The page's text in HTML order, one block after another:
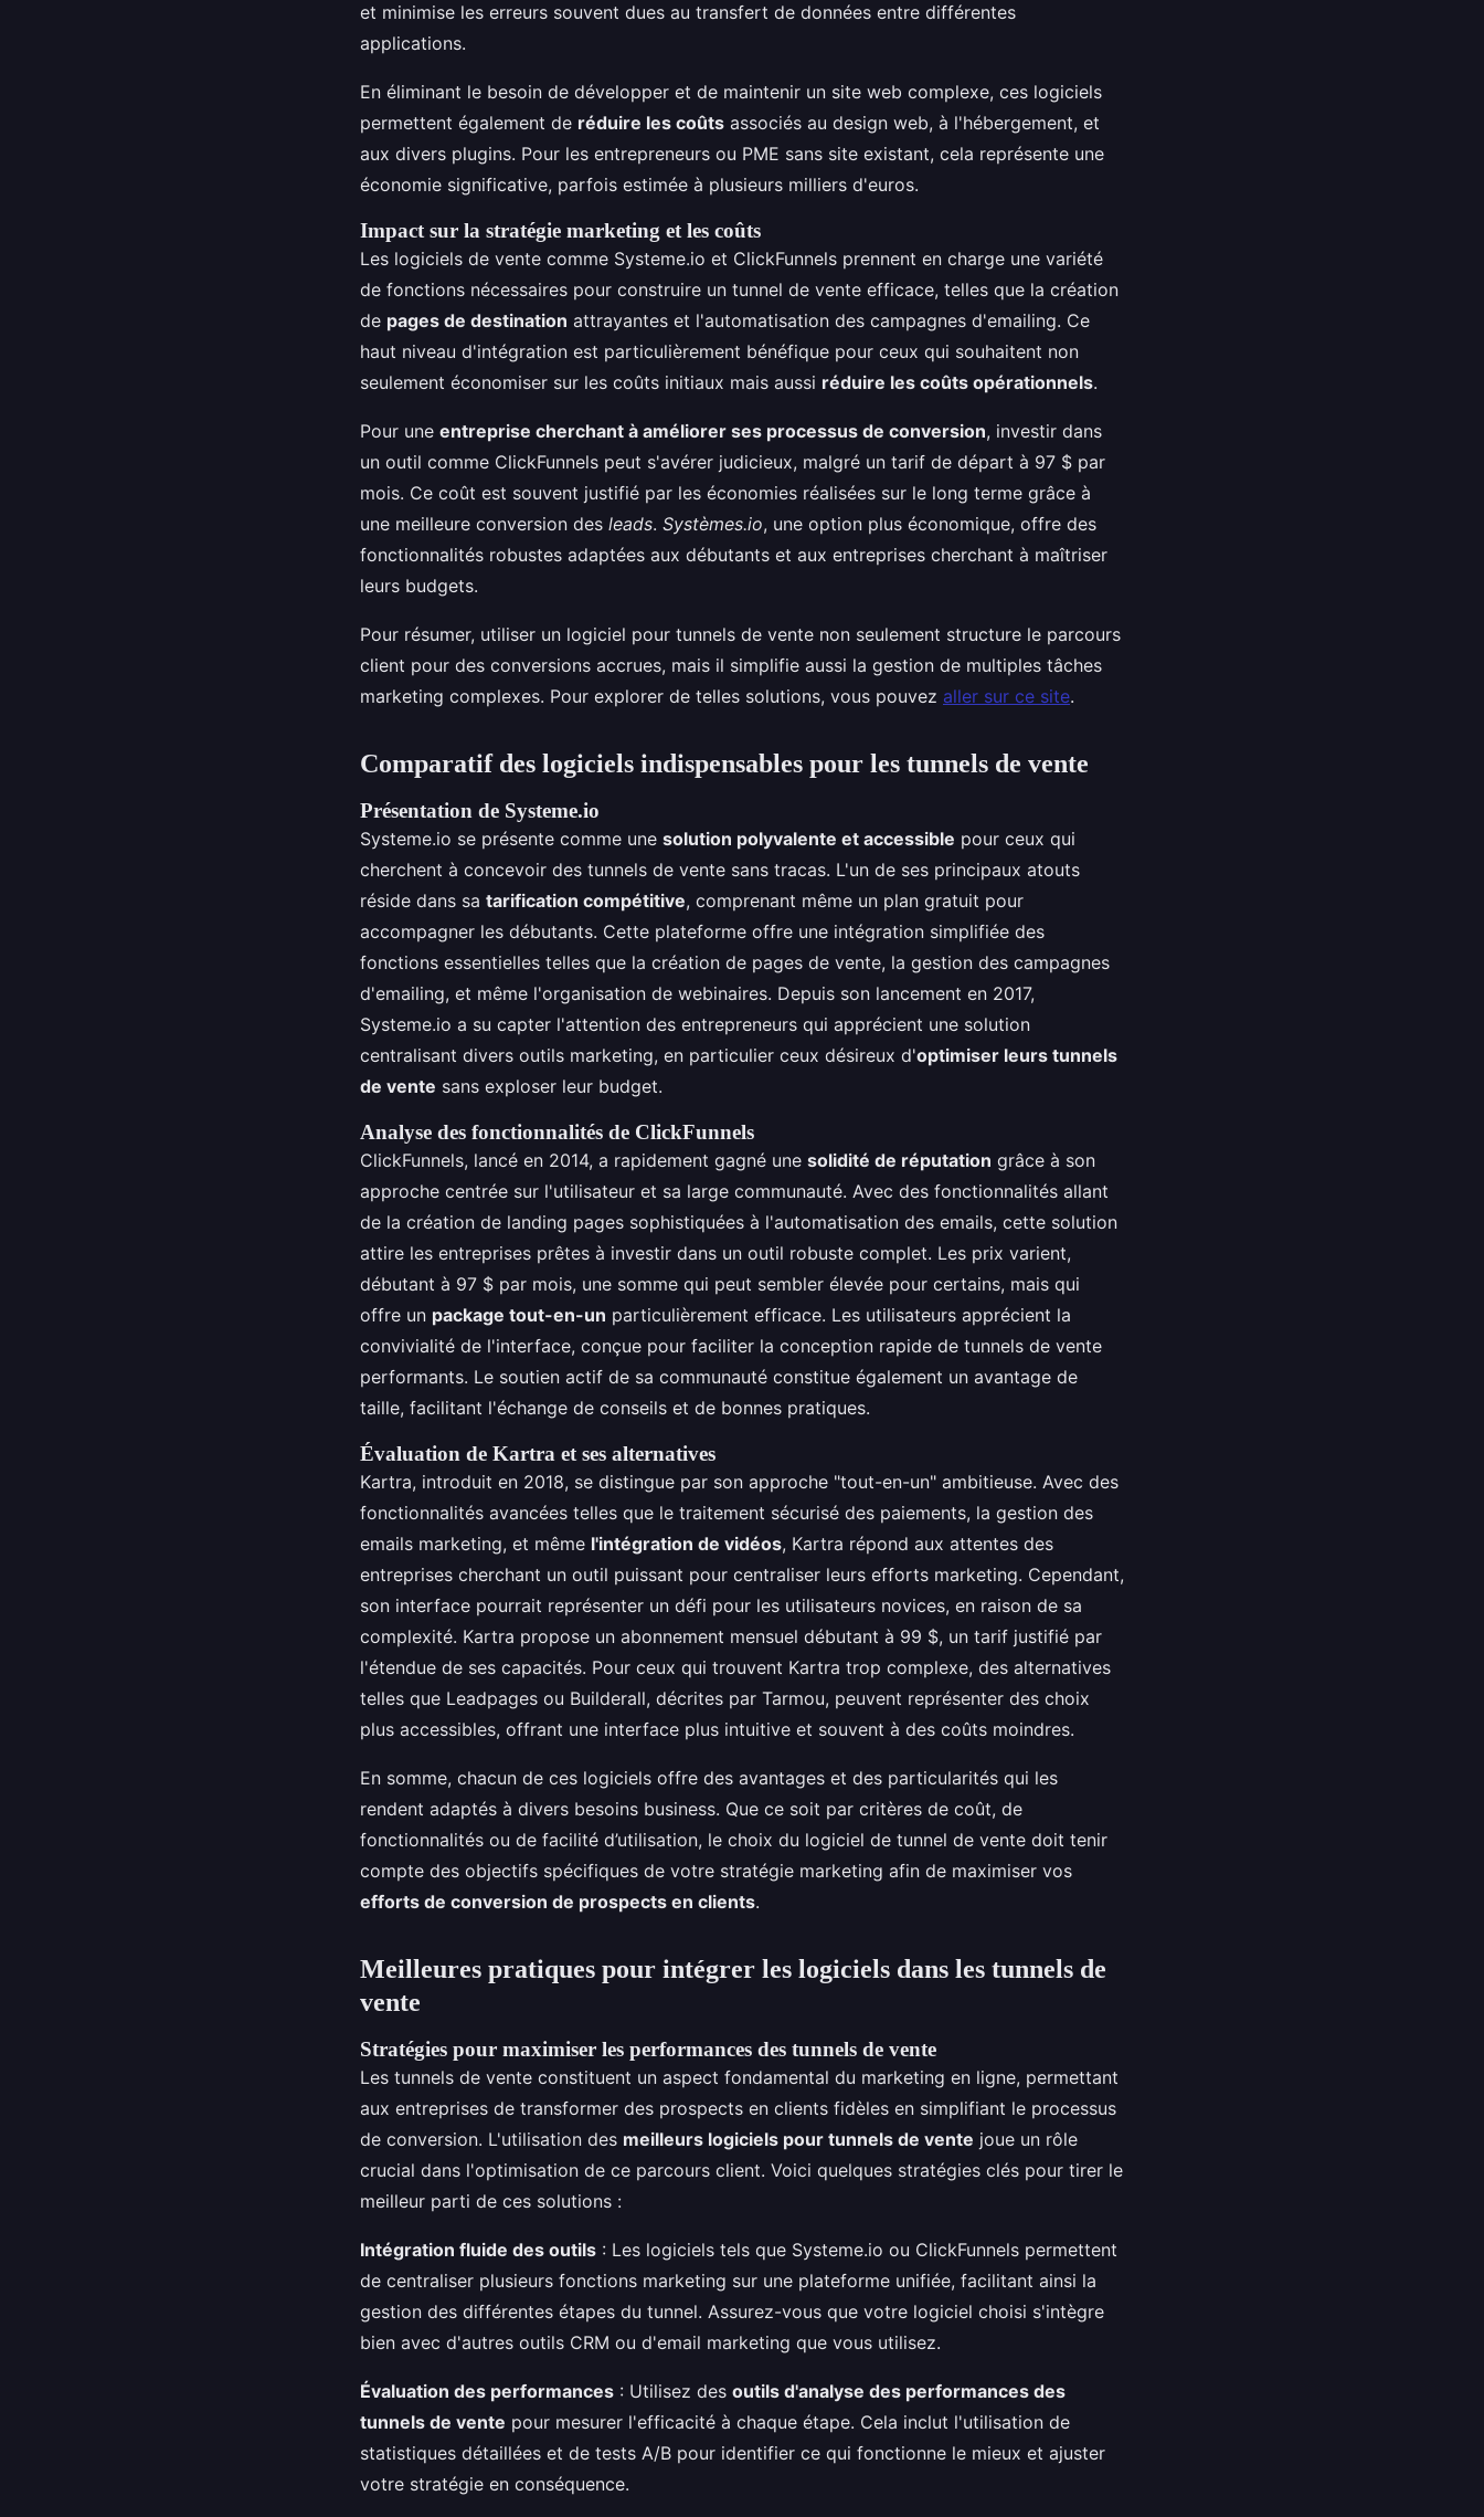
et minimise les erreurs souvent dues au transfert de données entre différentes
applications.
En éliminant le besoin de développer et de maintenir un site web complexe, ces logiciels
permettent également de réduire les coûts associés au design web, à l'hébergement, et
aux divers plugins. Pour les entrepreneurs ou PME sans site existant, cela représente une
économie significative, parfois estimée à plusieurs milliers d'euros.
Impact sur la stratégie marketing et les coûts
Les logiciels de vente comme Systeme.io et ClickFunnels prennent en charge une variété
de fonctions nécessaires pour construire un tunnel de vente efficace, telles que la création
de pages de destination attrayantes et l'automatisation des campagnes d'emailing. Ce
haut niveau d'intégration est particulièrement bénéfique pour ceux qui souhaitent non
seulement économiser sur les coûts initiaux mais aussi réduire les coûts opérationnels.
Pour une entreprise cherchant à améliorer ses processus de conversion, investir dans
un outil comme ClickFunnels peut s'avérer judicieux, malgré un tarif de départ à 97 $ par
mois. Ce coût est souvent justifié par les économies réalisées sur le long terme grâce à
une meilleure conversion des leads. Systèmes.io, une option plus économique, offre des
fonctionnalités robustes adaptées aux débutants et aux entreprises cherchant à maîtriser
leurs budgets.
Pour résumer, utiliser un logiciel pour tunnels de vente non seulement structure le parcours
client pour des conversions accrues, mais il simplifie aussi la gestion de multiples tâches
marketing complexes. Pour explorer de telles solutions, vous pouvez aller sur ce site.
Comparatif des logiciels indispensables pour les tunnels de vente
Présentation de Systeme.io
Systeme.io se présente comme une solution polyvalente et accessible pour ceux qui
cherchent à concevoir des tunnels de vente sans tracas. L'un de ses principaux atouts
réside dans sa tarification compétitive, comprenant même un plan gratuit pour
accompagner les débutants. Cette plateforme offre une intégration simplifiée des
fonctions essentielles telles que la création de pages de vente, la gestion des campagnes
d'emailing, et même l'organisation de webinaires. Depuis son lancement en 2017,
Systeme.io a su capter l'attention des entrepreneurs qui apprécient une solution
centralisant divers outils marketing, en particulier ceux désireux d'optimiser leurs tunnels
de vente sans exploser leur budget.
Analyse des fonctionnalités de ClickFunnels
ClickFunnels, lancé en 2014, a rapidement gagné une solidité de réputation grâce à son
approche centrée sur l'utilisateur et sa large communauté. Avec des fonctionnalités allant
de la création de landing pages sophistiquées à l'automatisation des emails, cette solution
attire les entreprises prêtes à investir dans un outil robuste complet. Les prix varient,
débutant à 97 $ par mois, une somme qui peut sembler élevée pour certains, mais qui
offre un package tout-en-un particulièrement efficace. Les utilisateurs apprécient la
convivialité de l'interface, conçue pour faciliter la conception rapide de tunnels de vente
performants. Le soutien actif de sa communauté constitue également un avantage de
taille, facilitant l'échange de conseils et de bonnes pratiques.
Évaluation de Kartra et ses alternatives
Kartra, introduit en 2018, se distingue par son approche "tout-en-un" ambitieuse. Avec des
fonctionnalités avancées telles que le traitement sécurisé des paiements, la gestion des
emails marketing, et même l'intégration de vidéos, Kartra répond aux attentes des
entreprises cherchant un outil puissant pour centraliser leurs efforts marketing. Cependant,
son interface pourrait représenter un défi pour les utilisateurs novices, en raison de sa
complexité. Kartra propose un abonnement mensuel débutant à 99 $, un tarif justifié par
l'étendue de ses capacités. Pour ceux qui trouvent Kartra trop complexe, des alternatives
telles que Leadpages ou Builderall, décrites par Tarmou, peuvent représenter des choix
plus accessibles, offrant une interface plus intuitive et souvent à des coûts moindres.
En somme, chacun de ces logiciels offre des avantages et des particularités qui les
rendent adaptés à divers besoins business. Que ce soit par critères de coût, de
fonctionnalités ou de facilité d’utilisation, le choix du logiciel de tunnel de vente doit tenir
compte des objectifs spécifiques de votre stratégie marketing afin de maximiser vos
efforts de conversion de prospects en clients.
Meilleures pratiques pour intégrer les logiciels dans les tunnels de
vente
Stratégies pour maximiser les performances des tunnels de vente
Les tunnels de vente constituent un aspect fondamental du marketing en ligne, permettant
aux entreprises de transformer des prospects en clients fidèles en simplifiant le processus
de conversion. L'utilisation des meilleurs logiciels pour tunnels de vente joue un rôle
crucial dans l'optimisation de ce parcours client. Voici quelques stratégies clés pour tirer le
meilleur parti de ces solutions :
Intégration fluide des outils : Les logiciels tels que Systeme.io ou ClickFunnels permettent
de centraliser plusieurs fonctions marketing sur une plateforme unifiée, facilitant ainsi la
gestion des différentes étapes du tunnel. Assurez-vous que votre logiciel choisi s'intègre
bien avec d'autres outils CRM ou d'email marketing que vous utilisez.
Évaluation des performances : Utilisez des outils d'analyse des performances des
tunnels de vente pour mesurer l'efficacité à chaque étape. Cela inclut l'utilisation de
statistiques détaillées et de tests A/B pour identifier ce qui fonctionne le mieux et ajuster
votre stratégie en conséquence.